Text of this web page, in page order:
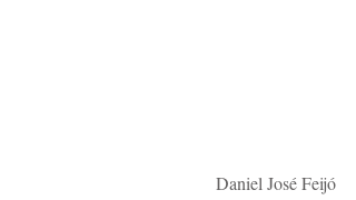
Daniel José Feijó